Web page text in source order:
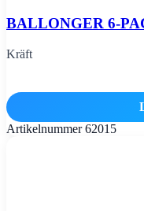
BALLONGER 6-
Kräft
Artikelnummer62015